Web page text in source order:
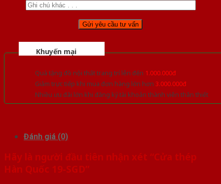
Khuyến mại
Quà tặng đồ nội thất trang trí lên đến 1.000.000đ
Giảm trực tiếp khi mua đơn hàng lớn hơn 3.000.000đ
Nhiều ưu đãi lớn khi đăng ký tài khoản thành viên thân thiết
Đánh giá (0)
Hãy là người đầu tiên nhận xét “Cửa thép
Hàn Quốc 19-SGD”